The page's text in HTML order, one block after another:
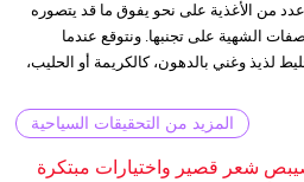
من الأغذية على نحو يفوق ما قد يتصوره
الشهية على تجنبها. ونتوقع عندما
لذيذ وغني بالدهون، كالكريمة أو الحليب،
المزيد من التحقيقات السياحية
شعر قصير واختيارات مبتكرة